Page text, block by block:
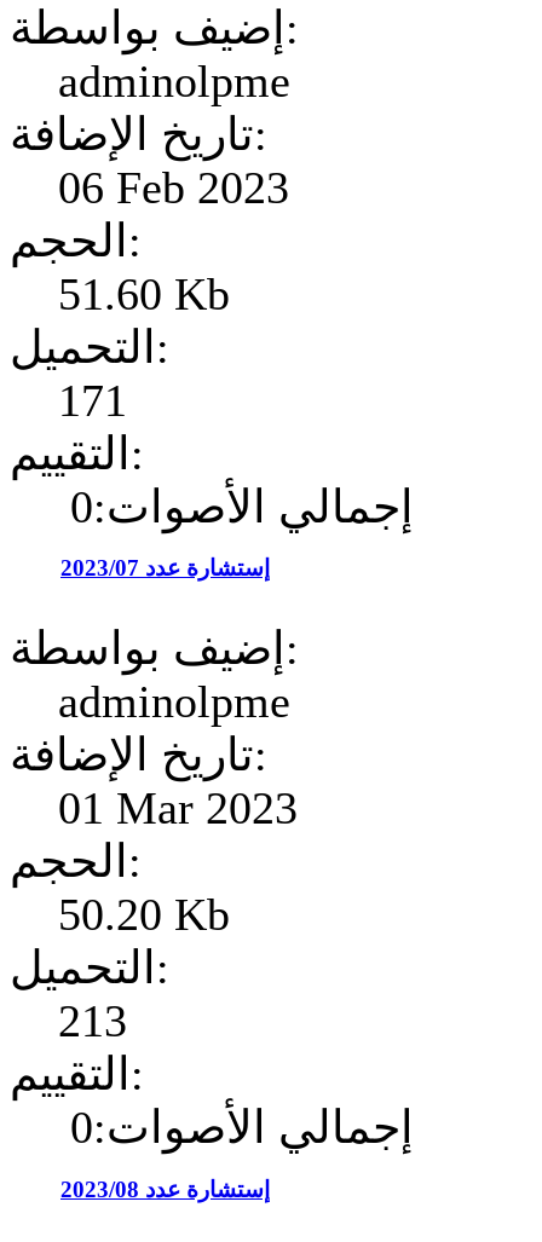
إضيف بواسطة:
adminolpme
تاريخ الإضافة:
06 Feb 2023
الحجم:
51.60 Kb
التحميل:
171
التقييم:
إجمالي الأصوات:0
إستشارة عدد 2023/07
إضيف بواسطة:
adminolpme
تاريخ الإضافة:
01 Mar 2023
الحجم:
50.20 Kb
التحميل:
213
التقييم:
إجمالي الأصوات:0
إستشارة عدد 2023/08